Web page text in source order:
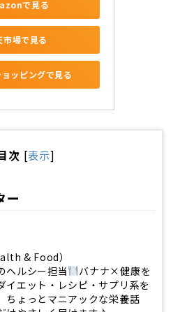
で見る
市場で見る
ッピングで見る
次 [表示]
ー
& Food）
ヘルシー担当
バナナ×健康を
イエット・レシピ・サプリ系を
ちょっとマニアックな栄養話